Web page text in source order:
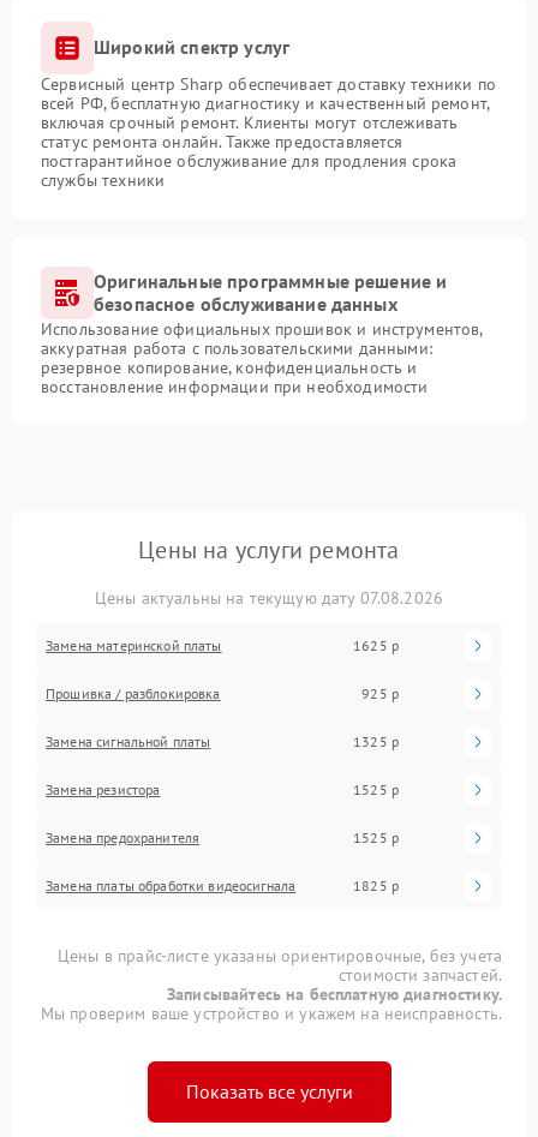
Широкий спектр услуг
Сервисный центр Sharp обеспечивает доставку техники по
всей РФ, бесплатную диагностику и качественный ремонт,
включая срочный ремонт. Клиенты могут отслеживать
статус ремонта онлайн. Также предоставляется
постгарантийное обслуживание для продления срока
службы техники
Оригинальные программные решение и
безопасное обслуживание данных
Использование официальных прошивок и инструментов,
аккуратная работа с пользовательскими данными:
резервное копирование, конфиденциальность и
восстановление информации при необходимости
Цены на услуги ремонта
Цены актуальны на текущую дату 07.08.2026
Замена материнской платы 1625 р
Прошивка / разблокировка 925 р
Замена сигнальной платы 1325 р
Замена резистора 1525 р
Замена предохранителя 1525 р
Замена платы обработки видеосигнала 1825 р
Цены в прайс-листе указаны ориентировочные, без учета
стоимости запчастей.
Записывайтесь на бесплатную диагностику.
Мы проверим ваше устройство и укажем на неисправность.
Показать все услуги